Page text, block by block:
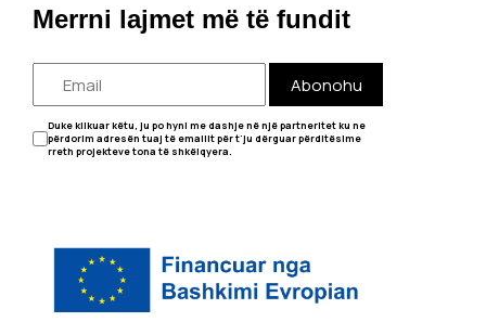
Merrni lajmet më të fundit
Abonohu
Duke klikuar këtu, ju po hyni me dashje në një partneritet ku ne
përdorim adresën tuaj të emailit për t'ju dërguar përditësime
rreth projekteve tona të shkëlqyera.